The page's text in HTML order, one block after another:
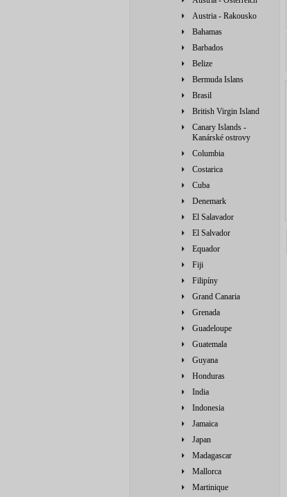
Austria - Rakousko
Bahamas
Barbados
Belize
Bermuda Islans
Brasil
British Virgin Island
Canary Islands -
Kanárské ostrovy
Columbia
Costarica
Cuba
Denemark
El Salavador
El Salvador
Equador
Fiji
Filipíny
Grand Canaria
Grenada
Guadeloupe
Guatemala
Guyana
Honduras
India
Indonesia
Jamaica
Japan
Madagascar
Mallorca
Martinique